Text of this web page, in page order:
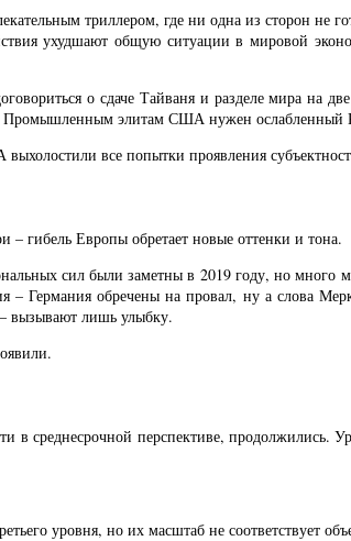
триллером, где ни одна из сторон не
ухудшают общую ситуации в мировой
о сдаче Тайваня и разделе мира
Промышленным элитам США нужен
все попытки проявления
гибель Европы обретает новые оттенки и тона.
сил были заметны в 2019 году, но
Германия обречены на провал, ну а слова
вызывают лишь улыбку.
среднесрочной перспективе, продолжились.
уровня, но их масштаб не соответствует